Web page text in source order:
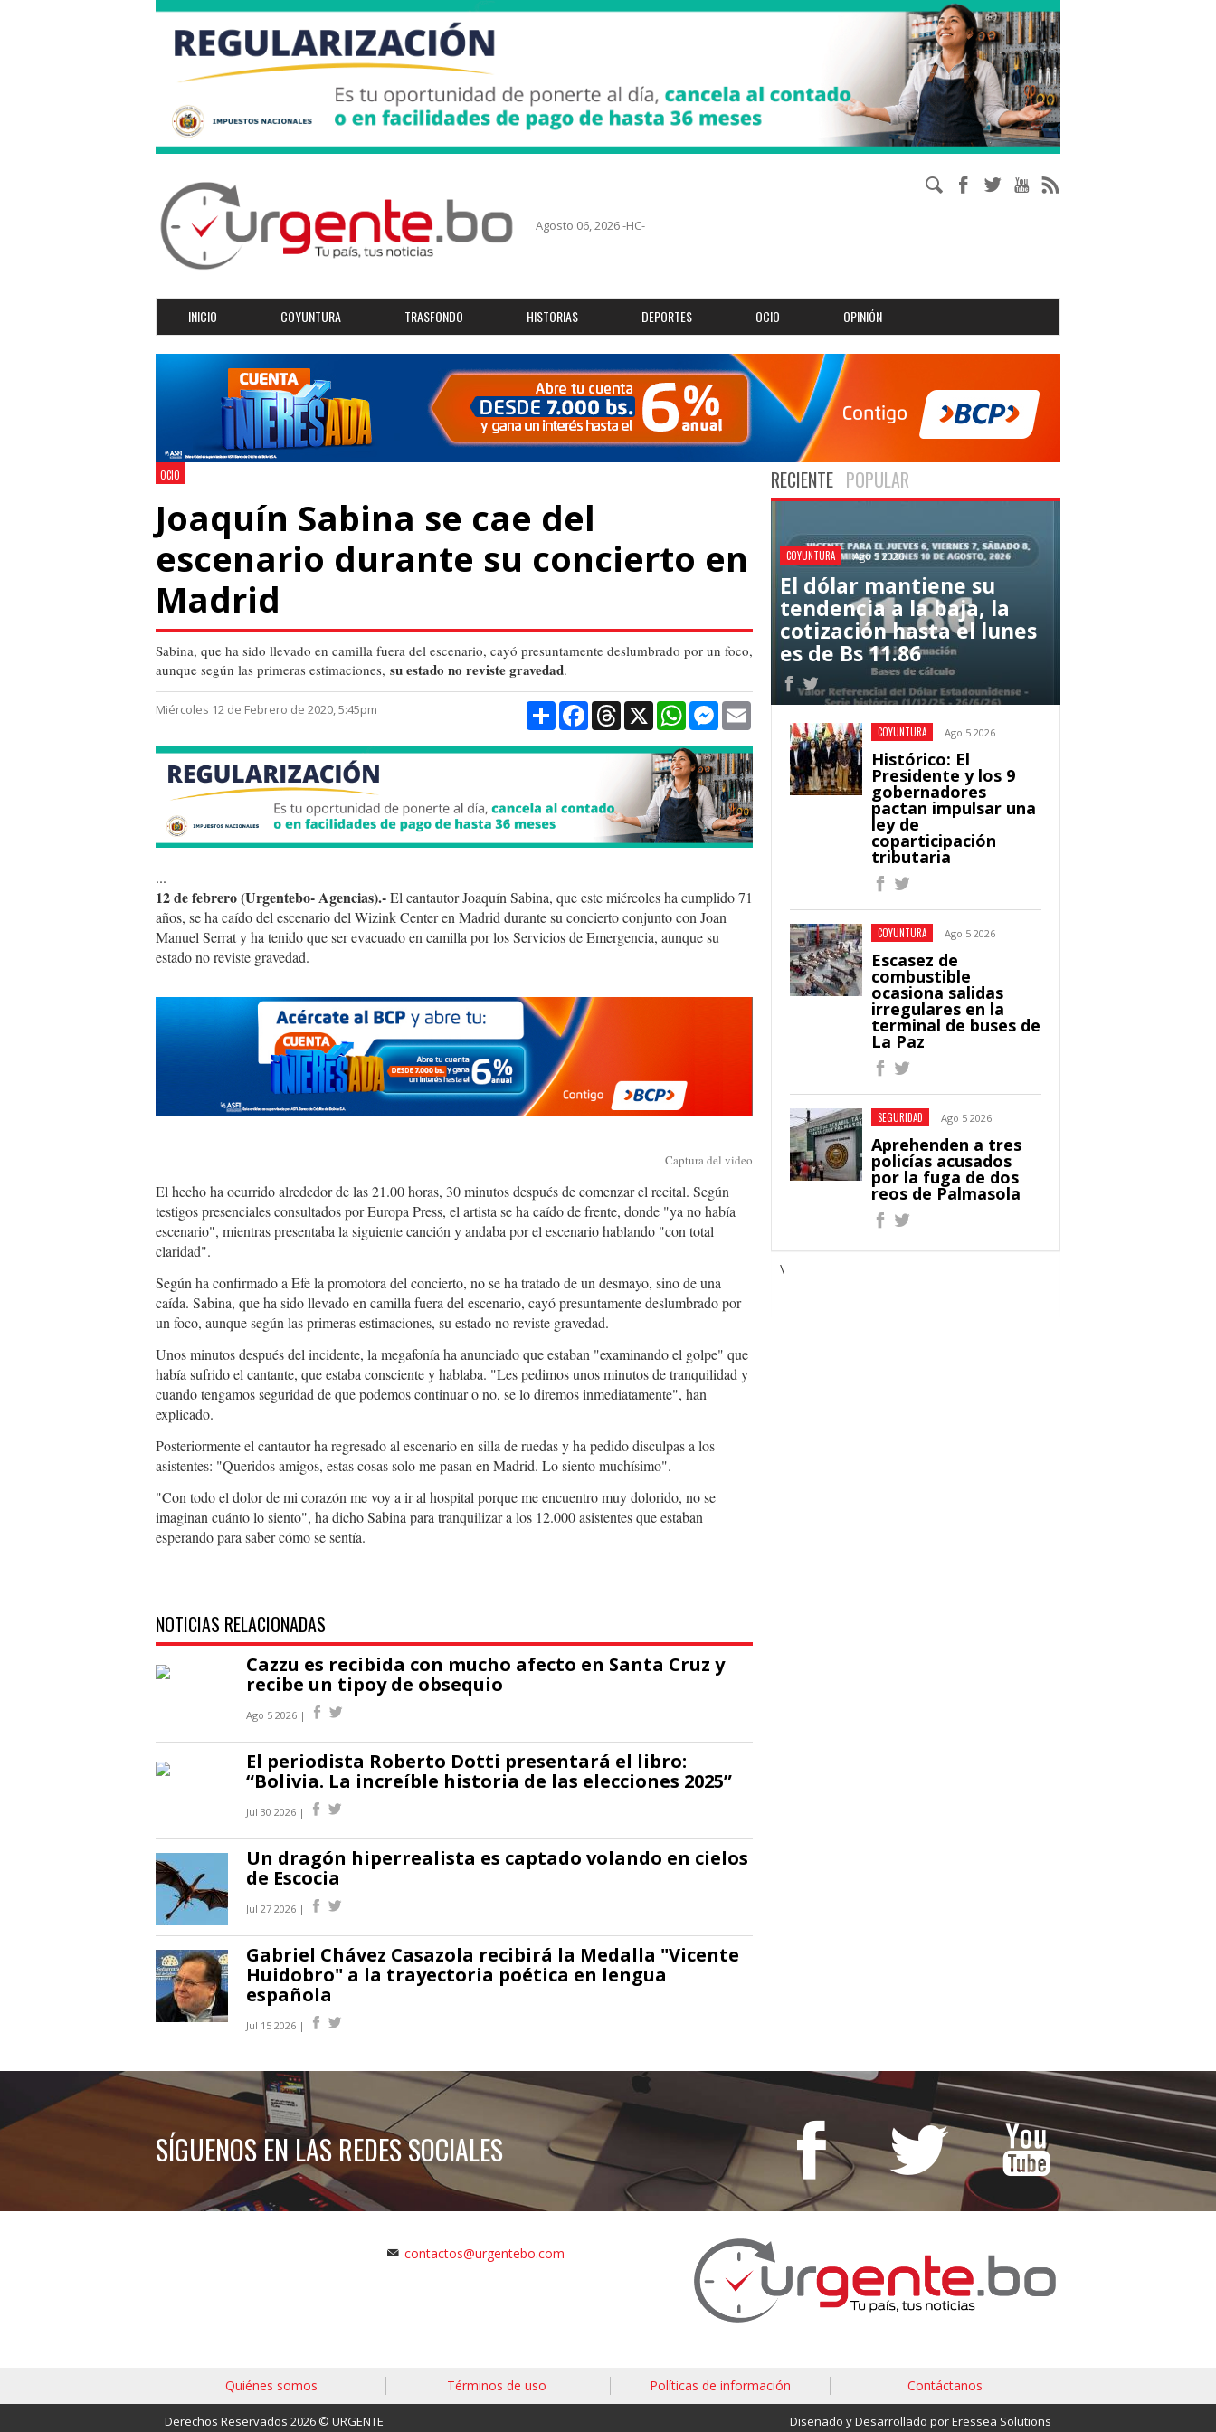
Agosto 06, 2026 -HC-
INICIO COYUNTURA TRASFONDO HISTORIAS DEPORTES OCIO OPINIÓN
OCIO
Joaquín Sabina se cae del
escenario durante su concierto en
Madrid
Sabina, que ha sido llevado en camilla fuera del escenario, cayó presuntamente deslumbrado por un foco,
aunque según las primeras estimaciones, su estado no reviste gravedad.
Miércoles 12 de Febrero de 2020, 5:45pm CompartirFacebookThreads
X WhatsAppMessenger
Email
...
12 de febrero (Urgentebo- Agencias).-El cantautor Joaquín Sabina, que este miércoles ha cumplido 71
años, se ha caído del escenario del Wizink Center en Madrid durante su concierto conjunto con Joan
Manuel Serrat y ha tenido que ser evacuado en camilla por los Servicios de Emergencia, aunque su
estado no reviste gravedad.
Captura del video
El hecho ha ocurrido alrededor de las 21.00 horas, 30 minutos después de comenzar el recital. Según
testigos presenciales consultados por Europa Press, el artista se ha caído de frente, donde "ya no había
escenario", mientras presentaba la siguiente canción y andaba por el escenario hablando "con total
claridad".
Según ha confirmado a Efe la promotora del concierto, no se ha tratado de un desmayo, sino de una
caída. Sabina, que ha sido llevado en camilla fuera del escenario, cayó presuntamente deslumbrado por
un foco, aunque según las primeras estimaciones, su estado no reviste gravedad.
Unos minutos después del incidente, la megafonía ha anunciado que estaban "examinando el golpe" que
había sufrido el cantante, que estaba consciente y hablaba. "Les pedimos unos minutos de tranquilidad y
cuando tengamos seguridad de que podemos continuar o no, se lo diremos inmediatamente", han
explicado.
Posteriormente el cantautor ha regresado al escenario en silla de ruedas y ha pedido disculpas a los
asistentes: "Queridos amigos, estas cosas solo me pasan en Madrid. Lo siento muchísimo".
"Con todo el dolor de mi corazón me voy a ir al hospital porque me encuentro muy dolorido, no se
imaginan cuánto lo siento", ha dicho Sabina para tranquilizar a los 12.000 asistentes que estaban
esperando para saber cómo se sentía.
NOTICIAS RELACIONADAS
Cazzu es recibida con mucho afecto en Santa Cruz y
recibe un tipoy de obsequio
Ago 5 2026 |
El periodista Roberto Dotti presentará el libro:
“Bolivia. La increíble historia de las elecciones 2025”
Jul 30 2026 |
Un dragón hiperrealista es captado volando en cielos
de Escocia
Jul 27 2026 |
Gabriel Chávez Casazola recibirá la Medalla "Vicente
Huidobro" a la trayectoria poética en lengua
española
Jul 15 2026 |
RECIENTE POPULAR
COYUNTURA Ago 5 2026
El dólar mantiene su
tendencia a la baja, la
cotización hasta el lunes
es de Bs 11.86
COYUNTURA Ago 5 2026
Histórico: El
Presidente y los 9
gobernadores
pactan impulsar una
ley de
coparticipación
tributaria
COYUNTURA Ago 5 2026
Escasez de
combustible
ocasiona salidas
irregulares en la
terminal de buses de
La Paz
SEGURIDAD Ago 5 2026
Aprehenden a tres
policías acusados
por la fuga de dos
reos de Palmasola
\
SÍGUENOS EN LAS REDES SOCIALES
contactos@urgentebo.com
Quiénes somos Términos de uso Políticas de información Contáctanos
Derechos Reservados 2026 © URGENTE Diseñado y Desarrollado por Eressea Solutions